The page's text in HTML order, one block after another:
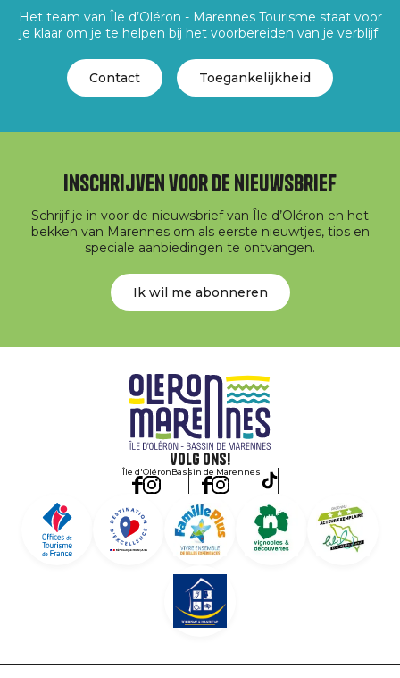
Het team van Île d’Oléron - Marennes Tourisme staat voor
je klaar om je te helpen bij het voorbereiden van je verblijf.
Contact Toegankelijkheid
Inschrijven voor de nieuwsbrief
Schrijf je in voor de nieuwsbrief van Île d’Oléron en het
bekken van Marennes om als eerste nieuwtjes, tips en
speciale aanbiedingen te ontvangen.
Ik wil me abonneren
Volg ons!
Île d'OléronBassin de Marennes